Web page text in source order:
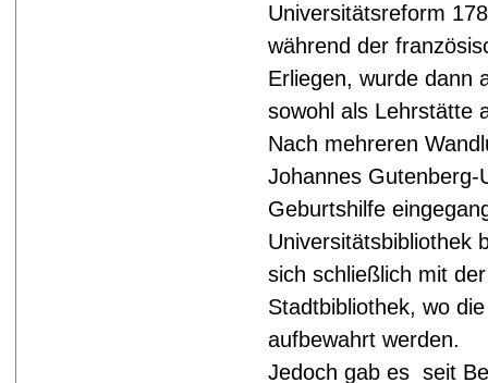
Universitätsreform
während der
Erliegen, wurde dann
sowohl als Lehrstätte
Nach mehreren
Johannes Gutenberg-
Geburtshilfe
Universitätsbibliothek
sich schließlich mit
Stadtbibliothek, wo
aufbewahrt werden.
Jedoch gab es seit